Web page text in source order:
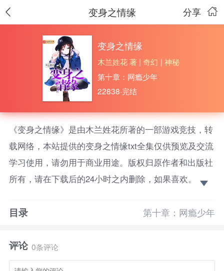
分享
变身之情缘
变身之情缘
木兰姓花 著 |奇幻 | 神秘
第十章：网瘾少年
22838·完结
《变身之情缘》是由木兰姓花所著的一部游戏竞技，转
载网络，本站提供的变身之情缘txt全集仅供预览及交流
学习使用，请勿用于商业用途。版权归原作者和出版社
所有，请在下载后的24小时之内删除，如果喜欢。请支
做为一个变身穿越者，并且生活在深渊模式中，某人
是个黑心少女吧！
目录 第十章：网瘾少年
评论 0条评论